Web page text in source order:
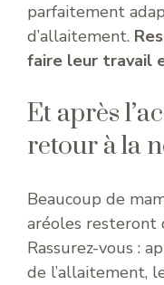
parfaitement
d’allaitement.
faire leur travail
Et après
retour à la
Beaucoup de
aréoles resteront
Rassurez-vous :
de l’allaitement,